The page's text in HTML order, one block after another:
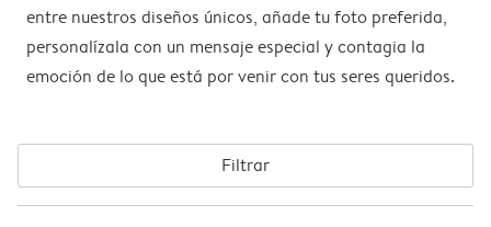
entre nuestros diseños únicos, añade tu foto preferida,
personalízala con un mensaje especial y contagia la
emoción de lo que está por venir con tus seres queridos.
Filtrar